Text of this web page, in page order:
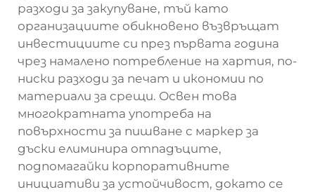
разходи за закупуване, тъй като
организациите обикновено възвръщат
инвестициите си през първата година
чрез намалено потребление на хартия, по-
ниски разходи за печат и икономии по
материали за срещи. Освен това
многократната употреба на
повърхности за пишване с маркер за
дъски елиминира отпадъците,
подпомагайки корпоративните
инициативи за устойчивост, докато се